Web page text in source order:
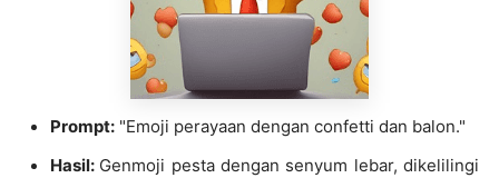
Prompt: "Emoji perayaan dengan confetti dan balon."
Hasil: Genmoji pesta dengan senyum lebar, dikelilingi